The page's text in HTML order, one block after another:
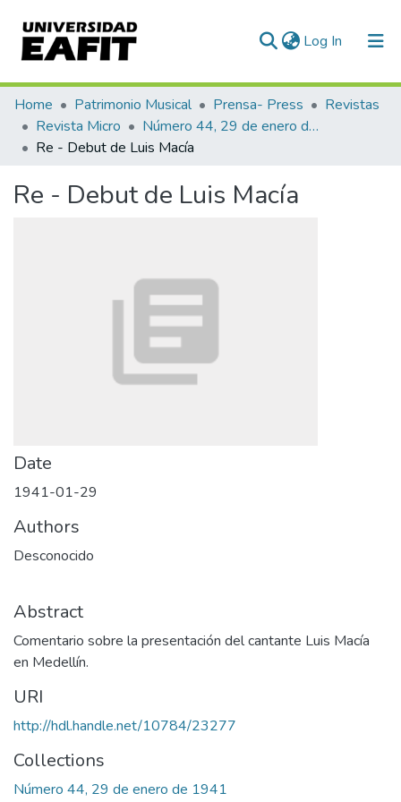
Log In (current)
Communities & Collections
All of DSpace
Home Patrimonio Musical Prensa- Press
Revistas
Revista Micro
Número 44, 29 de enero de 1941
Re - Debut de Luis Macía
Re - Debut de Luis Macía
Date
1941-01-29
Authors
Desconocido
Abstract
Comentario sobre la presentación del cantante Luis Macía
en Medellín.
URI
http://hdl.handle.net/10784/23277
Collections
Número 44, 29 de enero de 1941